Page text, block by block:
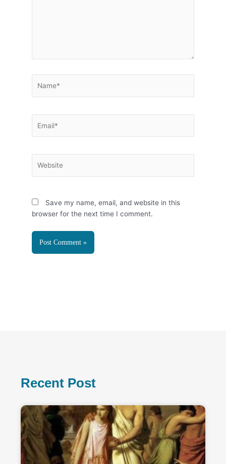
Save my name, email, and website in this
browser for the next time I comment.
Recent Post